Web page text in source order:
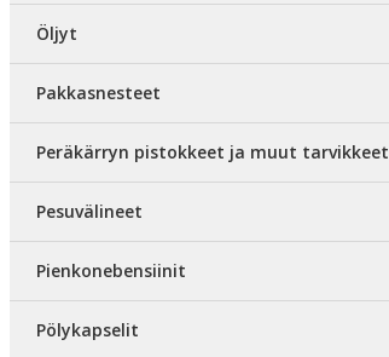
Öljyt
Pakkasnesteet
Peräkärryn pistokkeet ja muut tarvikkeet
Pesuvälineet
Pienkonebensiinit
Pölykapselit